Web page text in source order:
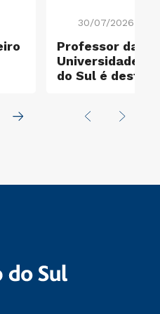
30/07/2026
Professor da
Universidade
do Sul é
mundo